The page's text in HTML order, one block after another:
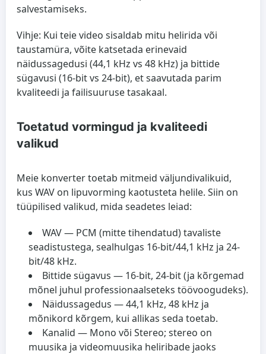
salvestamiseks.
Vihje: Kui teie video sisaldab mitu helirida või
taustamüra, võite katsetada erinevaid
näidussagedusi (44,1 kHz vs 48 kHz) ja bittide
sügavusi (16-bit vs 24-bit), et saavutada parim
kvaliteedi ja failisuuruse tasakaal.
Toetatud vormingud ja kvaliteedi
valikud
Meie konverter toetab mitmeid väljundivalikuid,
kus WAV on lipuvorming kaotusteta helile. Siin on
tüüpilised valikud, mida seadetes leiad:
WAV— PCM (mitte tihendatud) tavaliste
seadistustega, sealhulgas 16-bit/44,1 kHz ja 24-
bit/48 kHz.
Bittide sügavus — 16-bit, 24-bit (ja kõrgemad
mõnel juhul professionaalseteks töövoogudeks).
Näidussagedus — 44,1 kHz, 48 kHz ja
mõnikord kõrgem, kui allikas seda toetab.
Kanalid — Mono või Stereo; stereo on
muusika ja videomuusika heliribade jaoks